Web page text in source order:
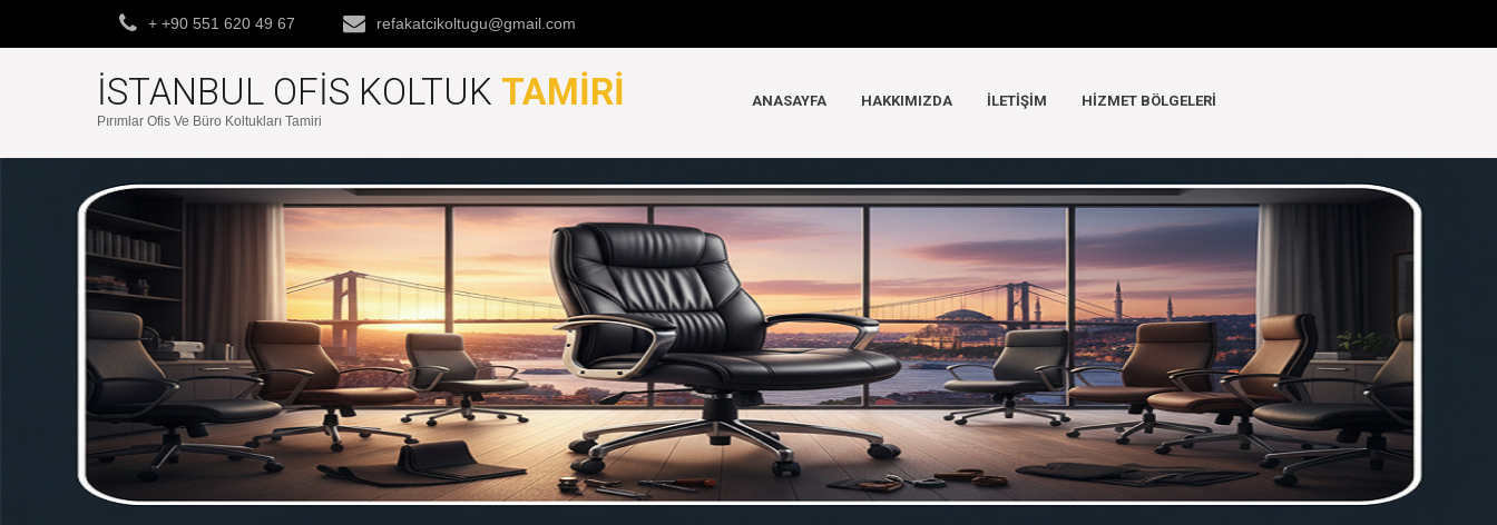
+ +90 551 620 49 67 refakatcikoltugu@gmail.com
İSTANBUL OFIS KOLTUK TAMIRI
Pırımlar Ofis Ve Büro Koltukları Tamiri
ANASAYFA HAKKIMIZDA İLETIŞIM HIZMET BÖLGELERI